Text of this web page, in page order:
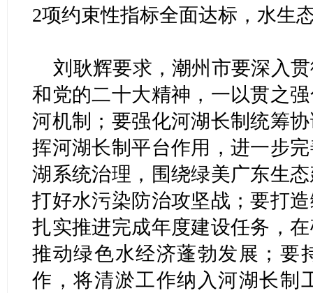
2项约束性指标全面达标，水生
刘耿辉要求，潮州市要深入
和党的二十大精神，一以贯之
河机制；要强化河湖长制统筹
挥河湖长制平台作用，进一步
湖系统治理，围绕绿美广东生
打好水污染防治攻坚战；要打
扎实推进完成年度建设任务，
推动绿色水经济蓬勃发展；要
作，将清淤工作纳入河湖长制